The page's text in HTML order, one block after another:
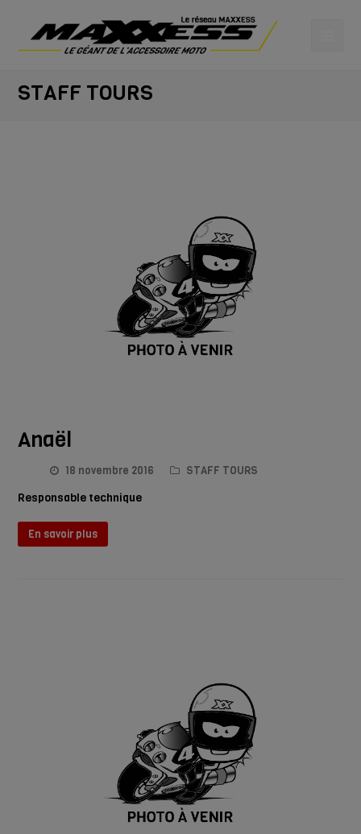
STAFF TOURS
Anaël
18 novembre 2016 STAFF TOURS
Responsable technique
En savoir plus